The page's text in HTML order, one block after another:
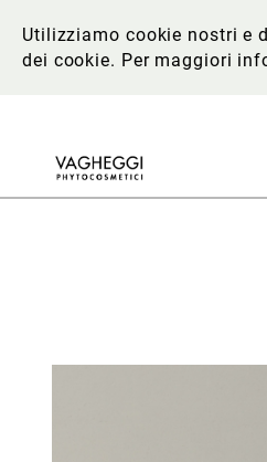
Utilizziamo cookie nostri e
dei cookie. Per maggiori